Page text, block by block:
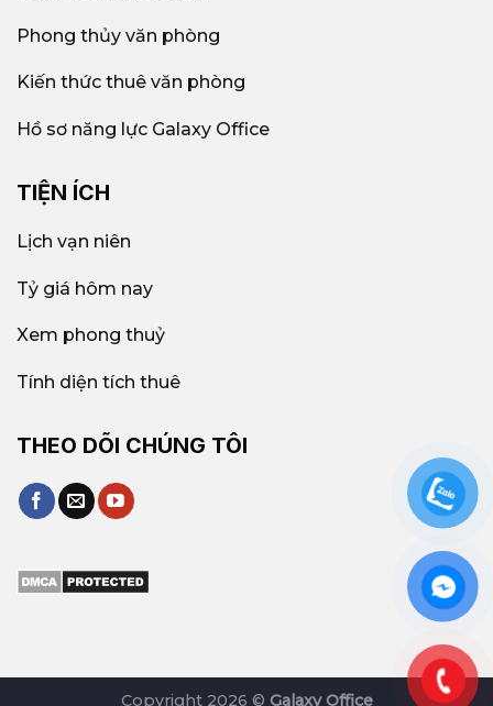
Phong thủy văn phòng
Kiến thức thuê văn phòng
Hồ sơ năng lực Galaxy Office
TIỆN ÍCH
Lịch vạn niên
Tỷ giá hôm nay
Xem phong thuỷ
Tính diện tích thuê
THEO DÕI CHÚNG TÔI
Copyright 2026 © Galaxy Office